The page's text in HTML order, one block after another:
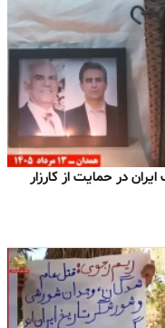
در حمایت از کارزار